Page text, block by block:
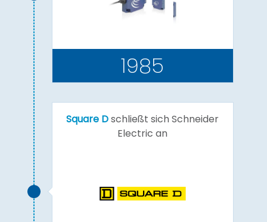
1985
Square Dschließt sich Schneider
Electric an